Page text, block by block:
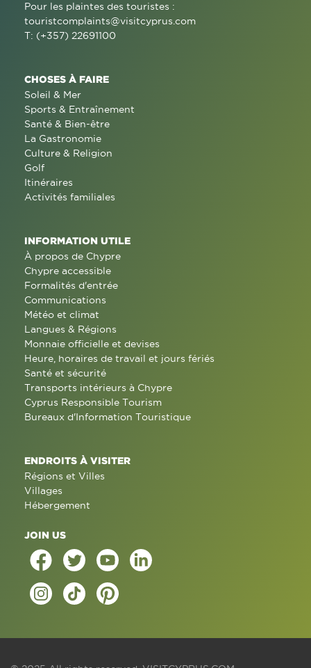
Pour les plaintes des touristes :
touristcomplaints@visitcyprus.com
T: (+357) 22691100
CHOSES À FAIRE
Soleil & Mer
Sports & Entraînement
Santé & Bien-être
La Gastronomie
Culture & Religion
Golf
Itinéraires
Activités familiales
INFORMATION UTILE
À propos de Chypre
Chypre accessible
Formalités d'entrée
Communications
Météo et climat
Langues & Régions
Monnaie officielle et devises
Heure, horaires de travail et jours fériés
Santé et sécurité
Transports intérieurs à Chypre
Cyprus Responsible Tourism
Bureaux d'Information Touristique
ENDROITS À VISITER
Régions et Villes
Villages
Hébergement
JOIN US